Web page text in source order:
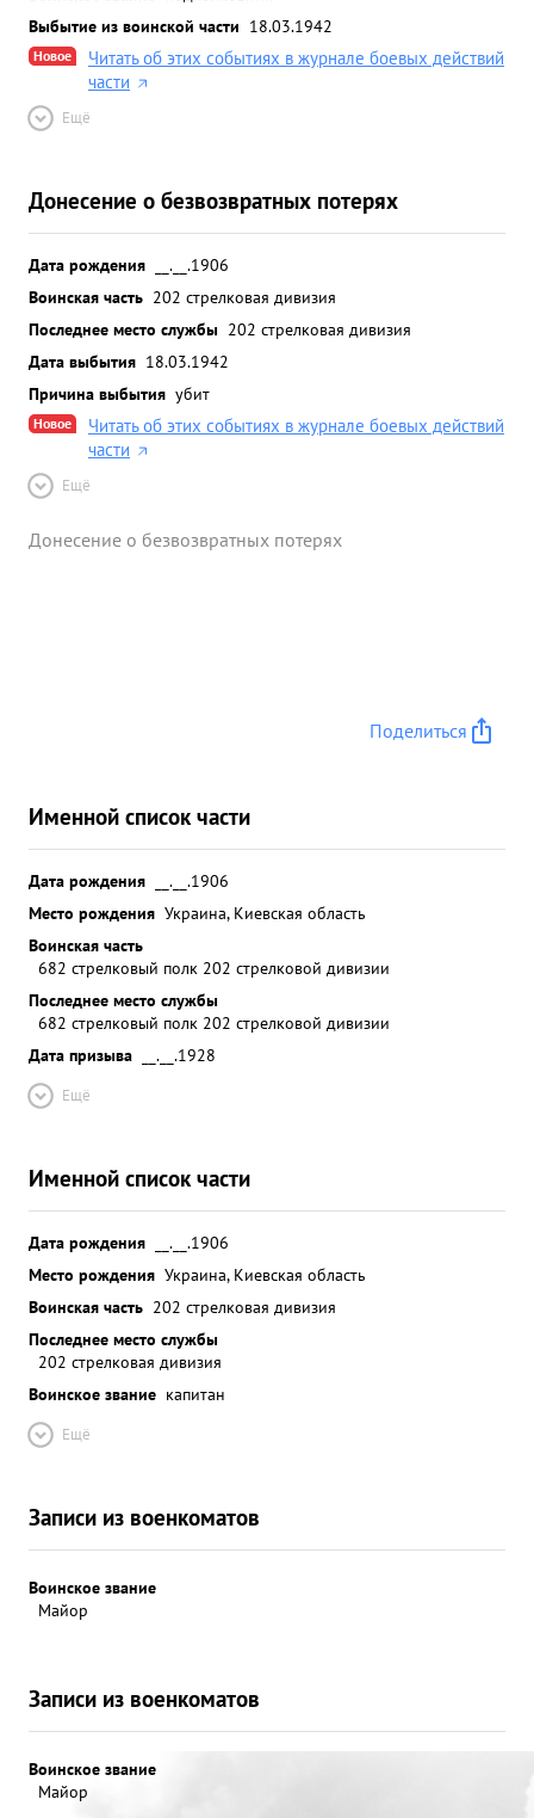
Выбытие из воинской части 18.03.1942
Новое
Читать об этих событиях в журнале боевых действий
части
Ещё
Донесение о безвозвратных потерях
Дата рождения
__.__.1906
Воинская часть 202 стрелковая дивизия
Последнее место службы 202 стрелковая дивизия
Дата выбытия 18.03.1942
Причина выбытия убит
Новое
Читать об этих событиях в журнале боевых действий
части
Ещё
Донесение о безвозвратных потерях
Поделиться
Именной список части
Дата рождения
__.__.1906
Место рождения Украина, Киевская область
Воинская часть
682 стрелковый полк 202 стрелковой дивизии
Последнее место службы
682 стрелковый полк 202 стрелковой дивизии
Дата призыва
__.__.1928
Ещё
Именной список части
Дата рождения
__.__.1906
Место рождения Украина, Киевская область
Воинская часть 202 стрелковая дивизия
Последнее место службы
202 стрелковая дивизия
Воинское звание капитан
Ещё
Записи из военкоматов
Воинское звание
Майор
Записи из военкоматов
Воинское звание
Майор